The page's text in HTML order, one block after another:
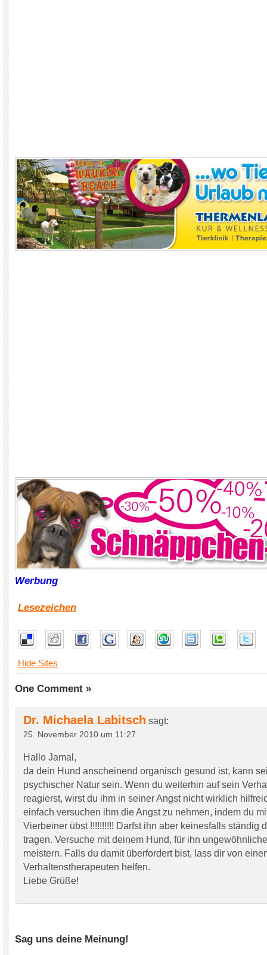
Werbung
Lesezeichen
Hide Sites
One Comment »
Dr. Michaela Labitsch sagt:
25. November 2010 um 11:27
Hallo Jamal,
da dein Hund anscheinend organisch gesund ist, kann
psychischer Natur sein. Wenn du weiterhin auf sein
reagierst, wirst du ihm in seiner Angst nicht wirklich
einfach versuchen ihm die Angst zu nehmen, indem du
Vierbeiner übst !!!!!!!!!! Darfst ihn aber keinesfalls ständig
tragen. Versuche mit deinem Hund, für ihn
meistern. Falls du damit überfordert bist, lass dir von
Verhaltenstherapeuten helfen.
Liebe Grüße!
Sag uns deine Meinung!